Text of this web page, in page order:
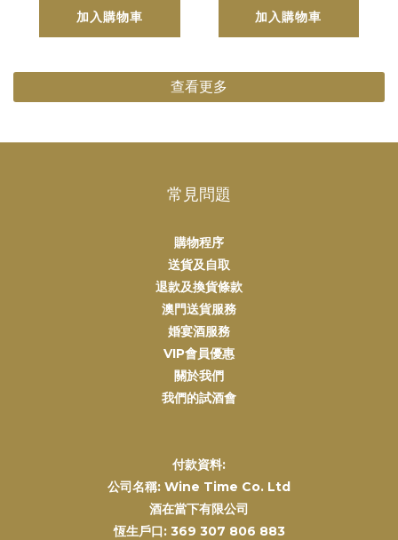
加入購物車
加入購物車
查看更多
常見問題
購物程序
送貨及自取
退款及換貨條款
澳門送貨服務
婚宴酒服務
VIP會員優惠
關於我們
我們的試酒會
付款資料:
公司名稱: Wine Time Co. Ltd
酒在當下有限公司
恆生戶口: 369 307 806 883